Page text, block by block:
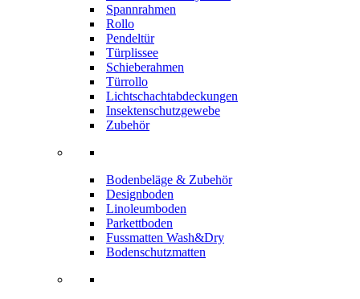
Spannrahmen
Rollo
Pendeltür
Türplissee
Schieberahmen
Türrollo
Lichtschachtabdeckungen
Insektenschutzgewebe
Zubehör
Bodenbeläge & Zubehör
Designboden
Linoleumboden
Parkettboden
Fussmatten Wash&Dry
Bodenschutzmatten